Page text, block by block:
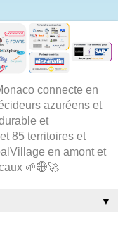
connecte en
azuréens et
et
85 territoires et
en amont et
🌱🌐🚀
▼